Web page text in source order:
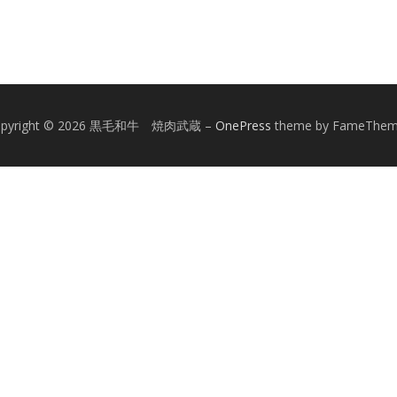
© 2026 黒毛和牛 焼肉武蔵 – OnePress theme by